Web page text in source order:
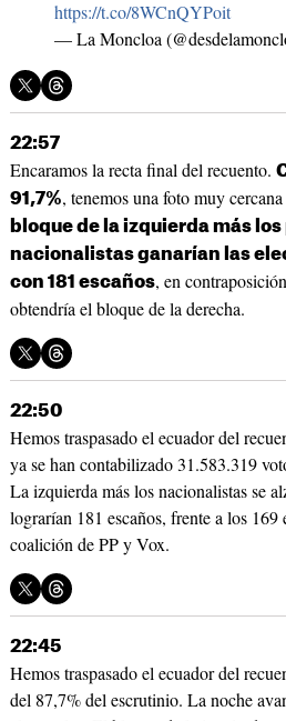
https://t.co/8WCnQYPoit
— La Moncloa
22:57
Encaramos la recta final del recuento.
91,7%, tenemos una foto muy
bloque de la izquierda más
nacionalistas ganarían las
con 181 escaños, en
obtendría el bloque de la derecha.
22:50
Hemos traspasado el ecuador del
ya se han contabilizado 31.583.319
La izquierda más los nacionalistas se
lograrían 181 escaños, frente a los 169
coalición de PP y Vox.
22:45
Hemos traspasado el ecuador del
del 87,7% del escrutinio. La noche